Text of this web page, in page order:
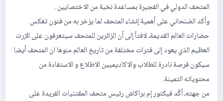
المتحف الدولي في الفجيرة بمساعدة نخبة من الاختصايين .
وأكد الضنحاني على أهمية إنشاء المتحف لما يزخر به من فنون تعكس
حضارات العالم القديمة، لافتاً إلى أن الزائرين للمتحف سيتعرفون على الإرث
العظيم الذي يعود إلى فترات مختلفة من تاريخ العالم منوها ان المتحف أيضا
سيكون فرصة نادرة للطلاب والاكاديميين الاطلاع و الاستفادة من
محتوياته الثمينة.
من جهته، أكّد فيكتور إم براكاش رئيس متحف المقتنيات الفريدة على